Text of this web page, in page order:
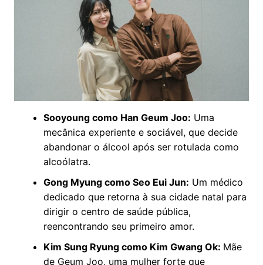
Sooyoung como Han Geum Joo: Uma
mecânica experiente e sociável, que decide
abandonar o álcool após ser rotulada como
alcoólatra.​
Gong Myung como Seo Eui Jun: Um médico
dedicado que retorna à sua cidade natal para
dirigir o centro de saúde pública,
reencontrando seu primeiro amor.​
Kim Sung Ryung como Kim Gwang Ok: Mãe
de Geum Joo, uma mulher forte que